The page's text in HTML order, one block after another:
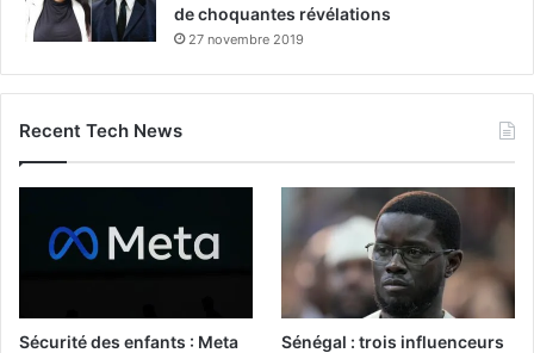
de choquantes révélations
27 novembre 2019
Recent Tech News
Sécurité des enfants : Meta
Sénégal : trois influenceurs